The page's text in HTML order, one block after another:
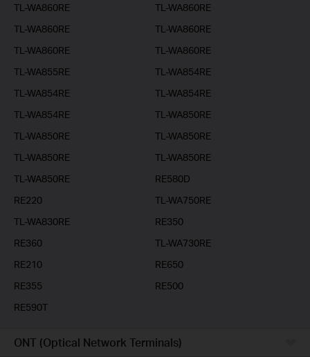
TL-WA860RE
TL-WA860RE
TL-WA860RE
TL-WA860RE
TL-WA860RE
TL-WA860RE
TL-WA855RE
TL-WA854RE
TL-WA854RE
TL-WA854RE
TL-WA854RE
TL-WA850RE
TL-WA850RE
TL-WA850RE
TL-WA850RE
TL-WA850RE
TL-WA850RE
RE580D
RE220
TL-WA750RE
TL-WA830RE
RE350
RE360
TL-WA730RE
RE210
RE650
RE355
RE500
RE590T
ONT (Optical Network Terminals)